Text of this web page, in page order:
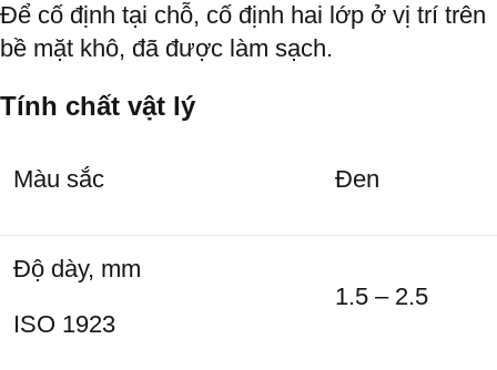
Để cố định tại chỗ, cố định hai lớp ở vị trí trên
bề mặt khô, đã được làm sạch.
Tính chất vật lý
Màu sắc Đen
Độ dày, mm
ISO 1923
1.5 – 2.5